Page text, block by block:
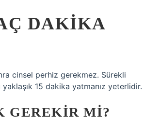
DAKIKA
cinsel perhiz gerekmez. Sürekli
15 dakika yatmanız yeterlidir.
GEREKIR MI?